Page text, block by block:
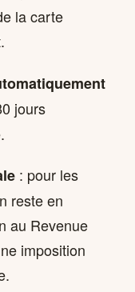
la carte
jours
: pour les
reste en
au Revenue
imposition